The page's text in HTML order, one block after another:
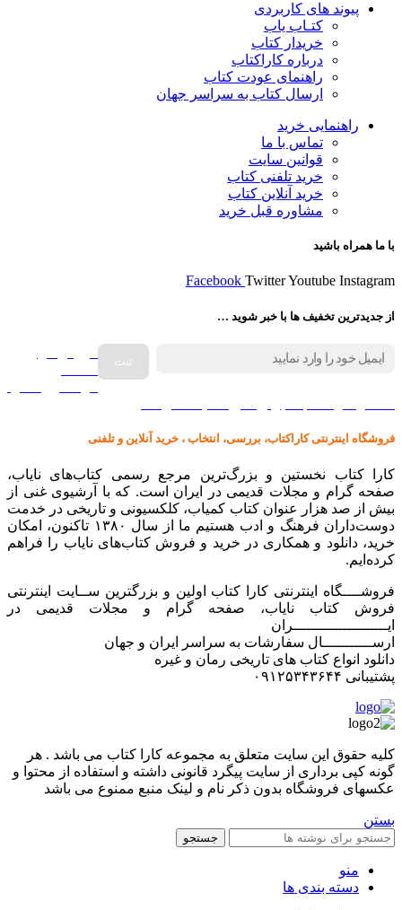
پیوند های کاربردی
کتـاب یاب
خریدار کتاب
درباره کاراکتاب
راهنمای عودت کتاب
ارسال کتاب به سراسر جهان
راهنمایی خرید
تماس با ما
قوانین سایت
خرید تلفنی کتاب
خرید آنلاین کتاب
مشاوره قبل خرید
با ما همراه باشید
Facebook TwitterYoutube Instagram
از جدیدترین تخفیف ها با خبر شوید …
فروش انواع
فروشگاه اینترنتی کاراکتاب، بررسی، انتخاب ، خرید آنلاین و تلفنی
کارا کتاب نخستین و بزرگ‌ترین مرجع رسمی کتاب‌های نایاب،
صفحه گرام و مجلات قدیمی در ایران است. که با آرشیوی غنی از
بیش از صد هزار عنوان کتاب کمیاب، کلکسیونی و تاریخی در خدمت
دوست‌داران فرهنگ و ادب هستیم ما از سال ۱۳۸۰ تاکنون، امکان
خرید، دانلود و همکاری در خرید و فروش کتاب‌های نایاب را فراهم
کرده‌ایم.
فروشــــگاه اینترنتی کارا کتاب اولین و بزرگترین ســایت اینترنتی
فروش کتاب نایاب، صفحه گرام و مجلات قدیمی در
ایـــــــــــــــــــــران
ارســـــــــــال سفارشات به سراسر ایران و جهان
دانلود انواع کتاب های تاریخی رمان و غیره
پشتیبانی ۰۹۱۲۵۳۴۳۶۴۴
کليه حقوق اين سايت متعلق به مجموعه کارا کتاب می باشد . هر
گونه کپی برداری از سایت پیگرد قانونی داشته و استفاده از محتوا و
عکسهای فروشگاه بدون ذکر نام و لینک منبع ممنوع می باشد
بستن
جستجو
منو
دسته بندی ها